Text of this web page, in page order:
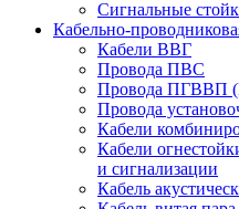
Сигнальные
Кабельно-
Кабели ВВГ
Провода ПВС
Провода
Провода
Кабели
Кабели
и сигнализации
Кабель